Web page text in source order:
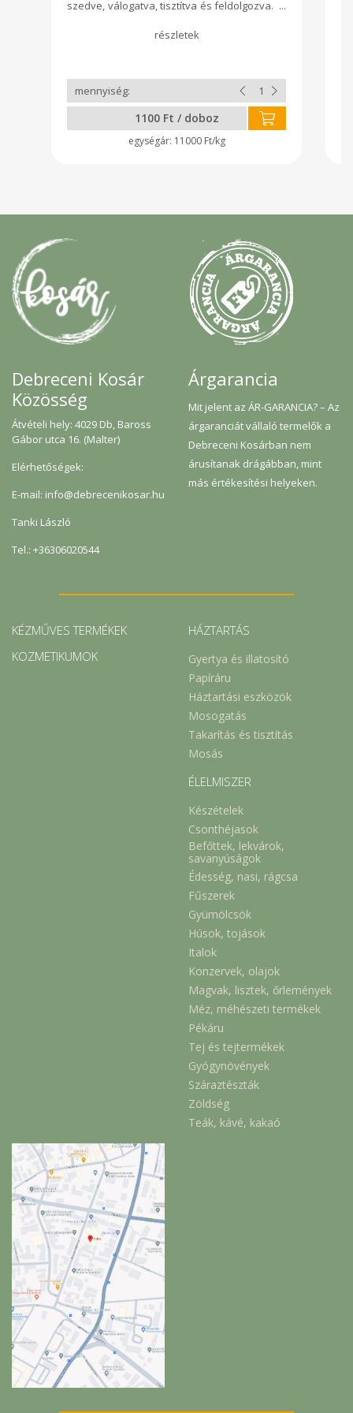
szedve, válogatva, tisztítva és feldolgozva.
mellyel kerüljük a nagyüzemi feldolgozást.
Saját magunk nevelt palántákból
a mi kezünk munkája van benne.
1100 Ft / doboz
11000 Ft/kg
Debreceni Kosár
Közösség
Átvételi hely: 4029 Db, Baross
Gábor utca 16. (Malter)
Elérhetőségek:
E-mail: info@debrecenikosar.hu
Tanki László
Tel.: +36306020544
Árgarancia
Mit jelent az ÁR-GARANCIA? – Az
árgaranciát vállaló termelők a
Debreceni Kosárban nem
árusítanak drágábban, mint
más értékesítési helyeken.
KÉZMŰVES TERMÉKEK
KOZMETIKUMOK
HÁZTARTÁS
Gyertya és illatosító
Papíráru
Háztartási eszközök
Mosogatás
Takarítás és tisztítás
Mosás
ÉLELMISZER
Készételek
Csonthéjasok
Befőttek, lekvárok,
savanyúságok
Édesség, nasi, rágcsa
Fűszerek
Gyümölcsök
Húsok, tojások
Italok
Konzervek, olajok
Magvak, lisztek, őrlemények
Méz, méhészeti termékek
Pékáru
Tej és tejtermékek
Gyógynövények
Száraztészták
Zöldség
Teák, kávé, kakaó